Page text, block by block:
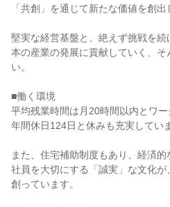
「共創」を通じて新たな価値を創出
堅実な経営基盤と、絶えず挑戦を
本の産業の発展に貢献していく、
い。
■働く環境
平均残業時間は月20時間以内とワー
年間休日124日と休みも充実してい
また、住宅補助制度もあり、経済的
社員を大切にする「誠実」な文化
創っています。